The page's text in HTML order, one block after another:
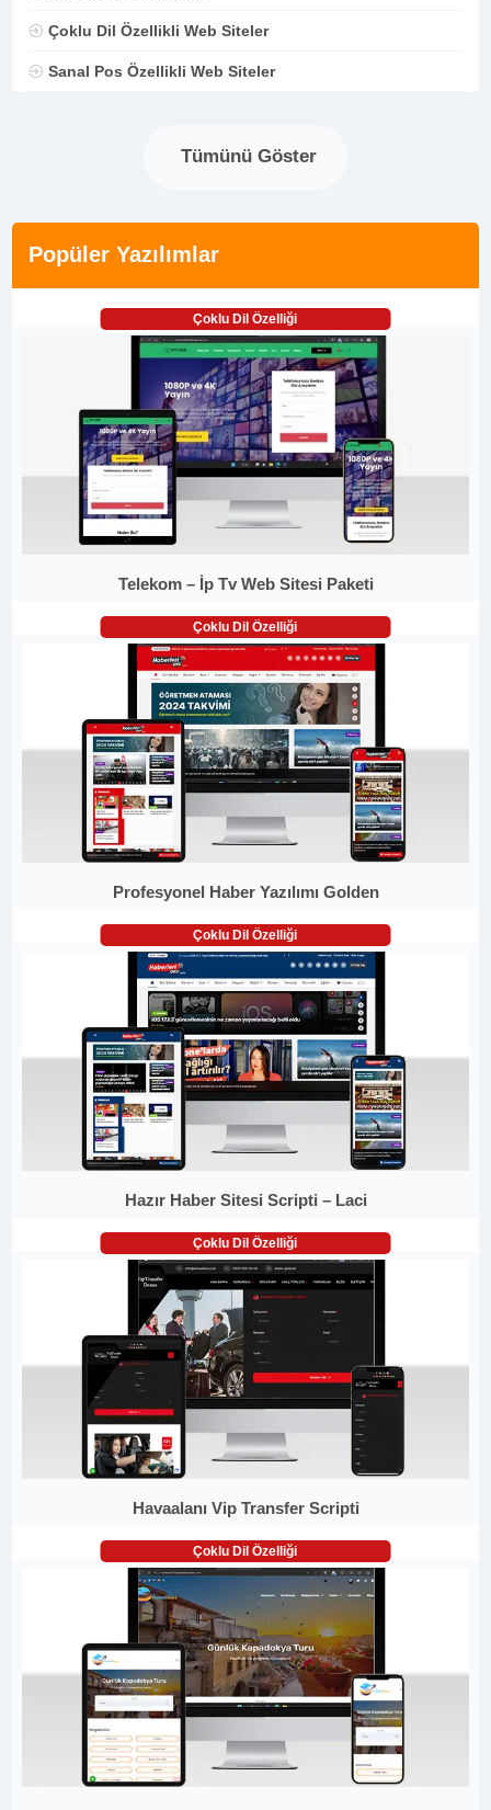
Çoklu Dil Özellikli Web Siteler
Sanal Pos Özellikli Web Siteler
Tümünü Göster
Popüler Yazılımlar
Çoklu Dil Özelliği
Telekom – İp Tv Web Sitesi Paketi
Çoklu Dil Özelliği
Profesyonel Haber Yazılımı Golden
Çoklu Dil Özelliği
Hazır Haber Sitesi Scripti – Laci
Çoklu Dil Özelliği
Havaalanı Vip Transfer Scripti
Çoklu Dil Özelliği